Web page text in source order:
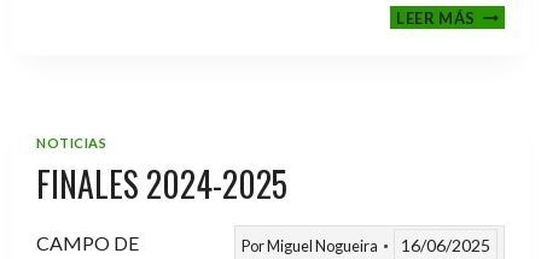
LEER MÁSVI
NOTICIAS
FINALES 2024-2025
PorMiguel Nogueira 16/06/2025
CAMPO DE